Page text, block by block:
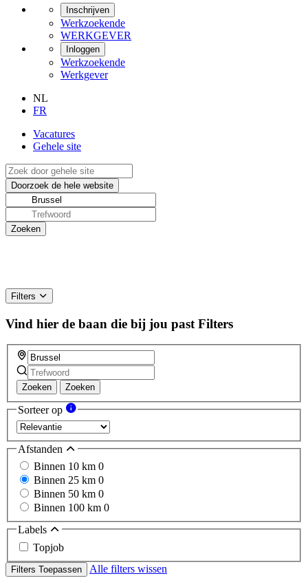
Inschrijven
Werkzoekende
WERKGEVER
Inloggen
Werkzoekende
Werkgever
NL
FR
Vacatures
Gehele site
Filters
Vind hier de baan die bij jou past Filters
Zoeken Zoeken
Sorteer op
Afstanden
Binnen 10 km 0
Binnen 25 km 0
Binnen 50 km 0
Binnen 100 km 0
Labels
Topjob
Filters Toepassen Alle filters wissen